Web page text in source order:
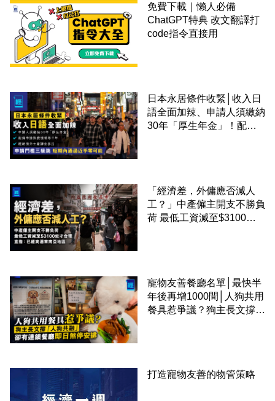
免費下載｜懶人必備
ChatGPT特典 改文翻譯打
code指令直接用
日本永居條件收緊│收入日
語全面加辣、申請人須繳納
30年「厚生年金」！配偶
「經濟差，外傭應否減人
工？」中產僱主開支不勝負
荷 最低工資減至$3100蚊
寵物友善餐廳名單│最快半
年後再增1000間│人狗共用
餐具惹爭議？狗主長文撐
打造寵物友善的物管策略